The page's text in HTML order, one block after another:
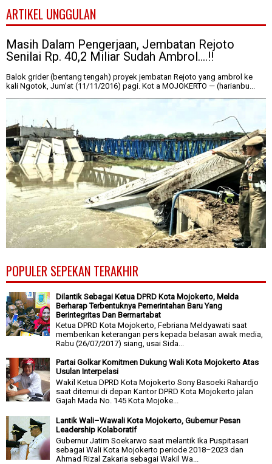
ARTIKEL UNGGULAN
Masih Dalam Pengerjaan, Jembatan Rejoto
Senilai Rp. 40,2 Miliar Sudah Ambrol....!!
Balok grider (bentang tengah) proyek jembatan Rejoto yang ambrol ke
kali Ngotok, Jum'at (11/11/2016) pagi. Kot a MOJOKERTO — (harianbu...
POPULER SEPEKAN TERAKHIR
Dilantik Sebagai Ketua DPRD Kota Mojokerto, Melda
Berharap Terbentuknya Pemerintahan Baru Yang
Berintegritas Dan Bermartabat
Ketua DPRD Kota Mojokerto, Febriana Meldyawati saat
memberikan keterangan pers kepada belasan awak media,
Rabu (26/07/2017) siang, usai Sida...
Partai Golkar Komitmen Dukung Wali Kota Mojokerto Atas
Usulan Interpelasi
Wakil Ketua DPRD Kota Mojokerto Sony Basoeki Rahardjo
saat ditemui di depan Kantor DPRD Kota Mojokerto jalan
Gajah Mada No. 145 Kota Mojoke...
Lantik Wali–Wawali Kota Mojokerto, Gubernur Pesan
Leadership Kolaboratif
Gubernur Jatim Soekarwo saat melantik Ika Puspitasari
sebagai Wali Kota Mojokerto periode 2018–2023 dan
Ahmad Rizal Zakaria sebagai Wakil Wa...